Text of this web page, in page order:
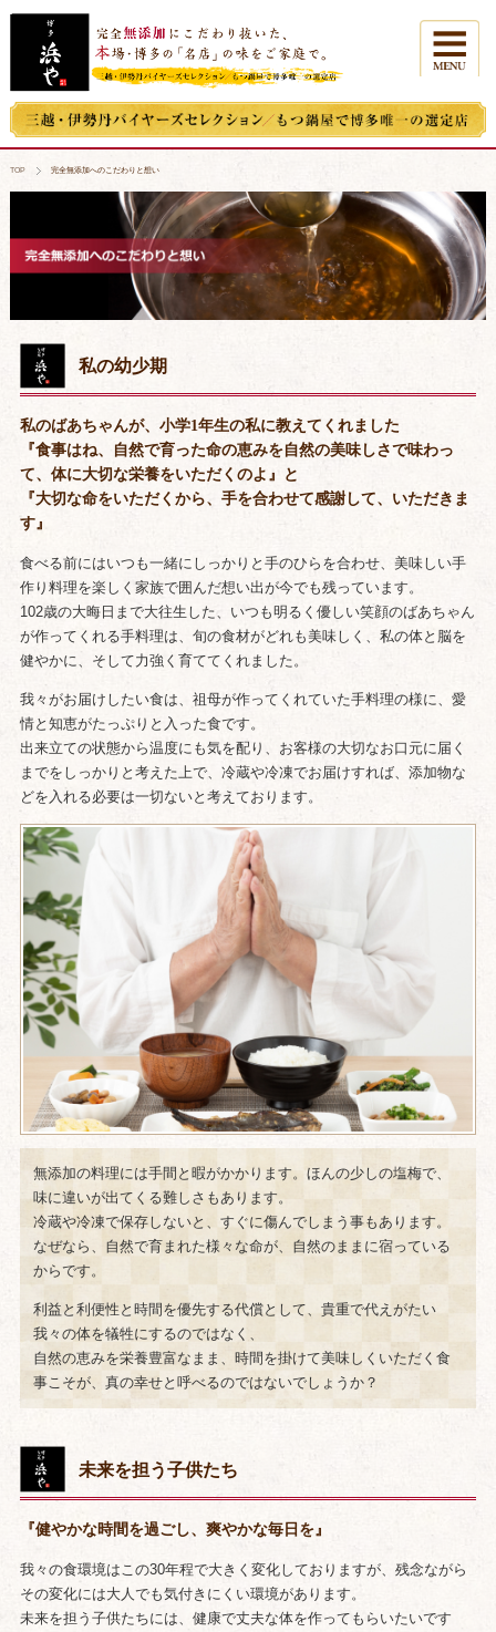
TOP 完全無添加へのこだわりと想い
私の幼少期
私のばあちゃんが、小学1年生の私に教えてくれました
『食事はね、自然で育った命の恵みを自然の美味しさで味わっ
て、体に大切な栄養をいただくのよ』と
『大切な命をいただくから、手を合わせて感謝して、いただきま
す』
食べる前にはいつも一緒にしっかりと手のひらを合わせ、美味しい手
作り料理を楽しく家族で囲んだ想い出が今でも残っています。
102歳の大晦日まで大往生した、いつも明るく優しい笑顔のばあちゃん
が作ってくれる手料理は、旬の食材がどれも美味しく、私の体と脳を
健やかに、そして力強く育ててくれました。
我々がお届けしたい食は、祖母が作ってくれていた手料理の様に、愛
情と知恵がたっぷりと入った食です。
出来立ての状態から温度にも気を配り、お客様の大切なお口元に届く
までをしっかりと考えた上で、冷蔵や冷凍でお届けすれば、添加物な
どを入れる必要は一切ないと考えております。
無添加の料理には手間と暇がかかります。ほんの少しの塩梅で、
味に違いが出てくる難しさもあります。
冷蔵や冷凍で保存しないと、すぐに傷んでしまう事もあります。
なぜなら、自然で育まれた様々な命が、自然のままに宿っている
からです。
利益と利便性と時間を優先する代償として、貴重で代えがたい
我々の体を犠牲にするのではなく、
自然の恵みを栄養豊富なまま、時間を掛けて美味しくいただく食
事こそが、真の幸せと呼べるのではないでしょうか？
未来を担う子供たち
『健やかな時間を過ごし、爽やかな毎日を』
我々の食環境はこの30年程で大きく変化しておりますが、残念ながら
その変化には大人でも気付きにくい環境があります。
未来を担う子供たちには、健康で丈夫な体を作ってもらいたいです